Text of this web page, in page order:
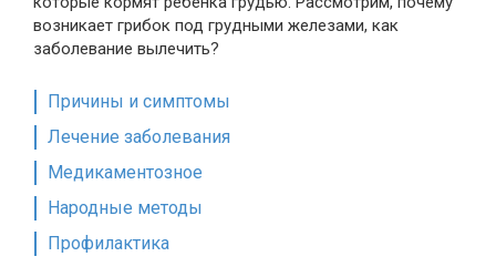
возникает грибок под грудными железами, как
заболевание вылечить?
Причины и симптомы
Лечение заболевания
Медикаментозное
Народные методы
Профилактика